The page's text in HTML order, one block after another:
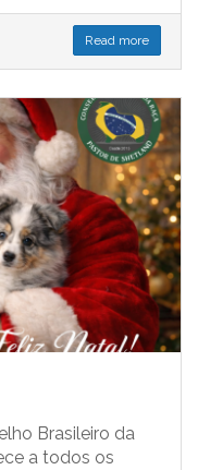
Read more
Brasileiro da
a todos os